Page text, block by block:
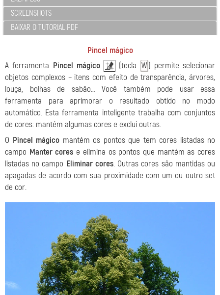
SCREENSHOTS
BAIXAR O TUTORIAL PDF
Pincel mágico
A ferramenta Pincel mágico (tecla W ) permite selecionar
objetos complexos – itens com efeito de transparência, árvores,
louça, bolhas de sabão… Você também pode usar essa
ferramenta para aprimorar o resultado obtido no modo
automático. Esta ferramenta inteligente trabalha com conjuntos
de cores: mantém algumas cores e exclui outras.
O Pincel mágico mantém os pontos que tem cores listadas no
campo Manter cores e elimina os pontos que mantém as cores
listadas no campo Eliminar cores. Outras cores são mantidas ou
apagadas de acordo com sua proximidade com um ou outro set
de cor.